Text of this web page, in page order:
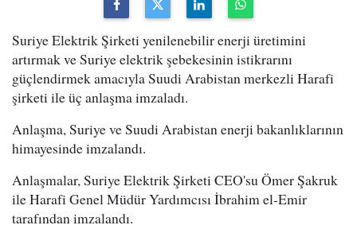
Suriye Elektrik Şirketi yenilenebilir enerji üretimini
artırmak ve Suriye elektrik şebekesinin istikrarını
güçlendirmek amacıyla Suudi Arabistan merkezli Harafi
şirketi ile üç anlaşma imzaladı.
Anlaşma, Suriye ve Suudi Arabistan enerji bakanlıklarının
himayesinde imzalandı.
Anlaşmalar, Suriye Elektrik Şirketi CEO'su Ömer Şakruk
ile Harafi Genel Müdür Yardımcısı İbrahim el-Emir
tarafından imzalandı.